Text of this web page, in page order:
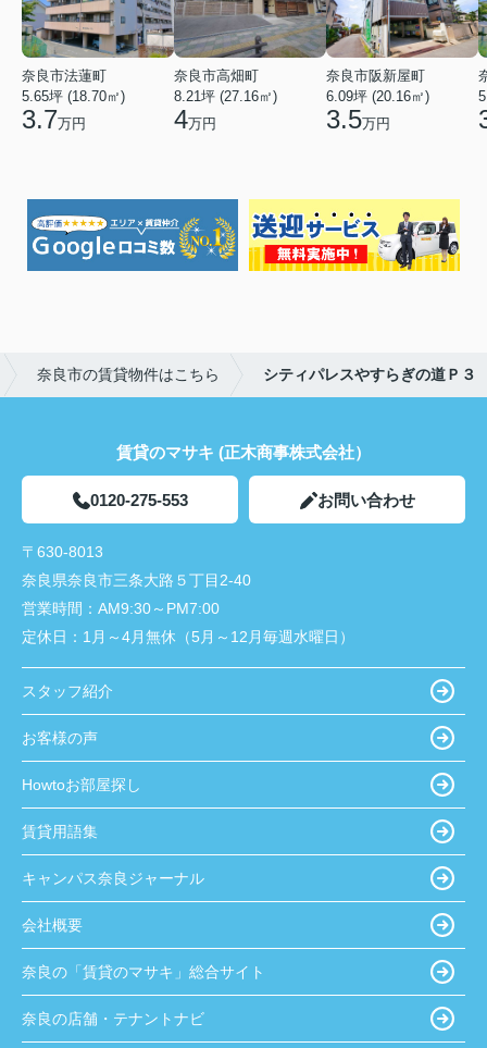
奈良市法蓮町
5.65坪 (18.70㎡)
3.7万円
奈良市高畑町
8.21坪 (27.16㎡)
4万円
奈良市阪新屋町
6.09坪 (20.16㎡)
3.5万円
奈良市の賃貸物件はこちら シティパレスやすらぎの道Ｐ３
賃貸のマサキ (正木商事株式会社）
0120-275-553 お問い合わせ
〒630-8013
奈良県奈良市三条大路５丁目2-40
営業時間： AM9:30～PM7:00
定休日： 1月～4月無休（5月～12月毎週水曜日）
スタッフ紹介
お客様の声
Howtoお部屋探し
賃貸用語集
キャンパス奈良ジャーナル
会社概要
奈良の「賃貸のマサキ」総合サイト
奈良の店舗・テナントナビ